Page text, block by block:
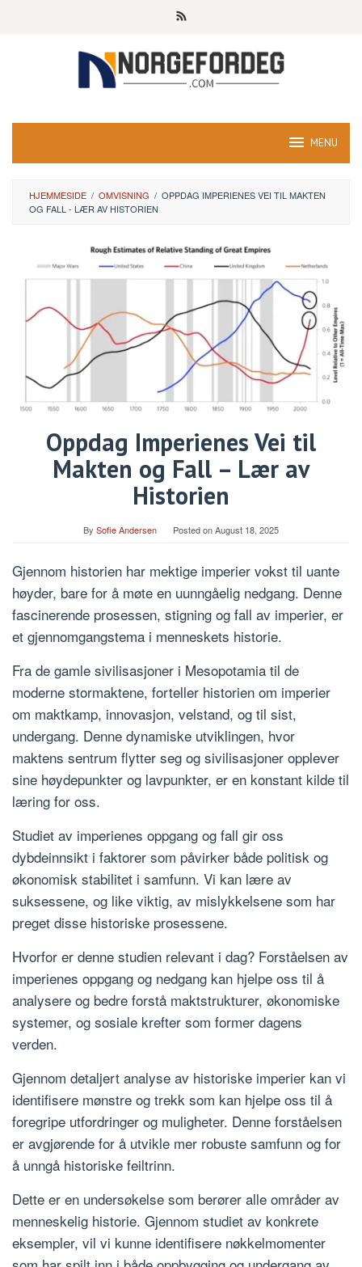
MENU
HJEMMESIDE / OMVISNING / OPPDAG IMPERIENES VEI TIL MAKTEN
OG FALL - LÆR AV HISTORIEN
Oppdag Imperienes Vei til
Makten og Fall – Lær av
Historien
By Sofie Andersen Posted onAugust 18, 2025
Gjennom historien har mektige imperier vokst til uante
høyder, bare for å møte en uunngåelig nedgang. Denne
fascinerende prosessen, stigning og fall av imperier, er
et gjennomgangstema i menneskets historie.
Fra de gamle sivilisasjoner i Mesopotamia til de
moderne stormaktene, forteller historien om imperier
om maktkamp, innovasjon, velstand, og til sist,
undergang. Denne dynamiske utviklingen, hvor
maktens sentrum flytter seg og sivilisasjoner opplever
sine høydepunkter og lavpunkter, er en konstant kilde til
læring for oss.
Studiet av imperienes oppgang og fall gir oss
dybdeinnsikt i faktorer som påvirker både politisk og
økonomisk stabilitet i samfunn. Vi kan lære av
suksessene, og like viktig, av mislykkelsene som har
preget disse historiske prosessene.
Hvorfor er denne studien relevant i dag? Forståelsen av
imperienes oppgang og nedgang kan hjelpe oss til å
analysere og bedre forstå maktstrukturer, økonomiske
systemer, og sosiale krefter som former dagens
verden.
Gjennom detaljert analyse av historiske imperier kan vi
identifisere mønstre og trekk som kan hjelpe oss til å
foregripe utfordringer og muligheter. Denne forståelsen
er avgjørende for å utvikle mer robuste samfunn og for
å unngå historiske feiltrinn.
Dette er en undersøkelse som berører alle områder av
menneskelig historie. Gjennom studiet av konkrete
eksempler, vil vi kunne identifisere nøkkelmomenter